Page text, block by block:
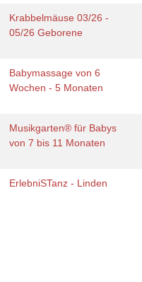
Krabbelmäuse 03/26 -
05/26 Geborene
Babymassage von 6
Wochen - 5 Monaten
Musikgarten® für Babys
von 7 bis 11 Monaten
ErlebniSTanz - Linden